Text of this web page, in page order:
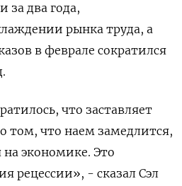
за два года,
рынка труда, а
в феврале сократился
что заставляет
том, что наем замедлится,
на экономике. Это
рецессии», - сказал Сэл